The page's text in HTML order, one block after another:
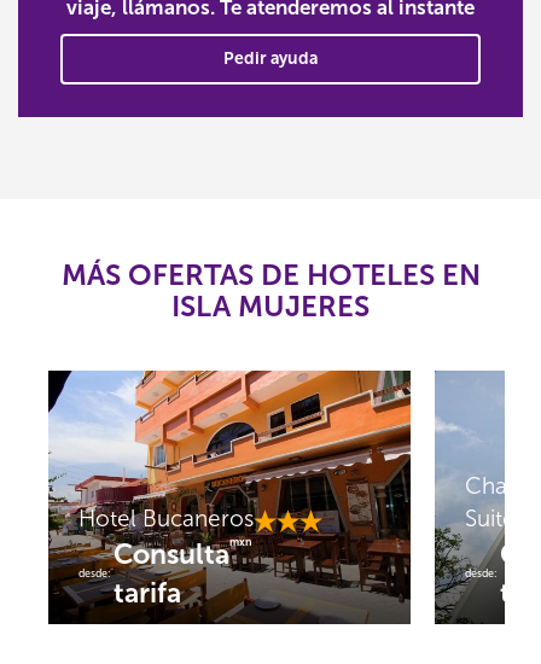
viaje, llámanos. Te atenderemos al instante
Pedir ayuda
MÁS OFERTAS DE HOTELES EN
ISLA MUJERES
Hotel Bucaneros
desde:
Consulta
tarifa
mxn
Chac
Suites
desde: